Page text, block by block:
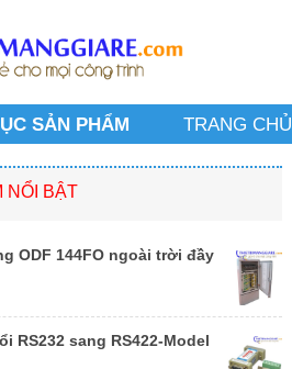
SẢN PHẨM TRANG CHỦ
NỔI BẬT
ODF 144FO ngoài trời đầy
RS232 sang RS422-Model